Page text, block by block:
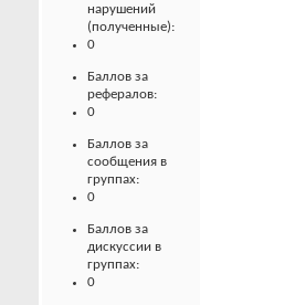
нарушений
(полученные):
0
Баллов за
рефералов:
0
Баллов за
сообщения в
группах:
0
Баллов за
дискуссии в
группах:
0